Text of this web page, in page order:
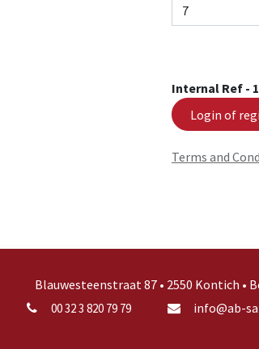
Internal Ref -
Login of
Terms and
Blauwesteenstraat 87 • 2550 Kontich •
00 32 3 820 79 79 info@ab-